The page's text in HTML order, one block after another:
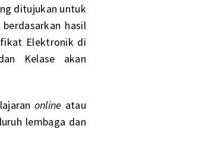
ditujukan untuk
hasil
Elektronik di
Kelase akan
online atau
lembaga dan